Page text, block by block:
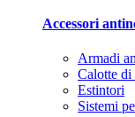
Accessori
Armadi
Calotte di
Estintori
Sistemi